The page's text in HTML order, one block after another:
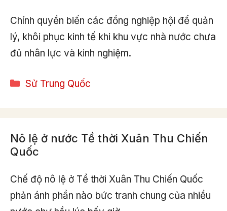
Chính quyền biến các đồng nghiệp hội để quản
lý, khôi phục kinh tế khi khu vực nhà nước chưa
đủ nhân lực và kinh nghiệm.
Categories
Sử Trung Quốc
Nô lệ ở nước Tề thời Xuân Thu Chiến
Quốc
Chế độ nô lệ ở Tề thời Xuân Thu Chiến Quốc
phản ánh phần nào bức tranh chung của nhiều